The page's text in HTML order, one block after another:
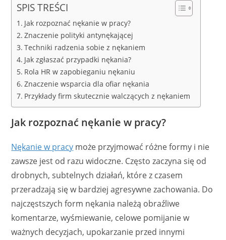
SPIS TREŚCI
Jak rozpoznać nękanie w pracy?
Znaczenie polityki antynękającej
Techniki radzenia sobie z nękaniem
Jak zgłaszać przypadki nękania?
Rola HR w zapobieganiu nękaniu
Znaczenie wsparcia dla ofiar nękania
Przykłady firm skutecznie walczących z nękaniem
Jak rozpoznać nękanie w pracy?
Nękanie w pracy może przyjmować różne formy i nie
zawsze jest od razu widoczne. Często zaczyna się od
drobnych, subtelnych działań, które z czasem
przeradzają się w bardziej agresywne zachowania. Do
najczęstszych form nękania należą obraźliwe
komentarze, wyśmiewanie, celowe pomijanie w
ważnych decyzjach, upokarzanie przed innymi